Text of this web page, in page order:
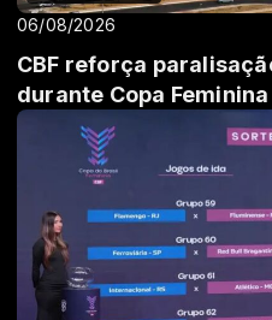
06/08/2026
CBF reforça
durante Copa